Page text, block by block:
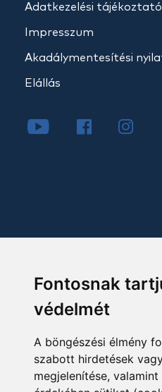
Fontosnak
védelmét
A böngészési élmény
szabott hirdetések
megjelenítése,
Adatkezelési tájékoztató
Impresszum
Akadálymentesítési
Elállás